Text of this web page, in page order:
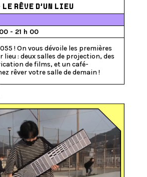
RÊVE D’UN LIEU
- 21 h 00
! On vous dévoile les premières
lieu : deux salles de projection, des
de films, et un café-